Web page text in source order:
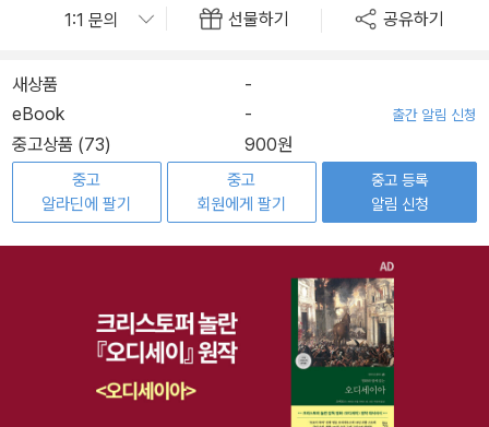
선물하기 공유하기
새상품
-
eBook
- 출간 알림 신청
중고상품 (73) 900원
중고
알라딘에 팔기
중고
회원에게 팔기
중고 등록
알림 신청